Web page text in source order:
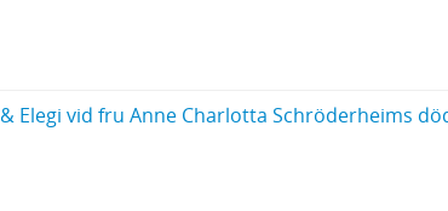
Elegi vid fru Anne Charlotta Schröderheims